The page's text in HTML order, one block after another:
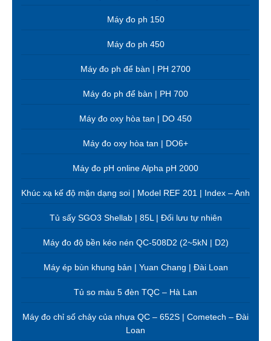
Máy đo ph 150
Máy đo ph 450
Máy đo ph để bàn | PH 2700
Máy đo ph để bàn | PH 700
Máy đo oxy hòa tan | DO 450
Máy đo oxy hòa tan | DO6+
Máy đo pH online Alpha pH 2000
Khúc xạ kế độ mặn dạng soi | Model REF 201 | Index – Anh
Tủ sấy SGO3 Shellab | 85L | Đối lưu tự nhiên
Máy đo độ bền kéo nén QC-508D2 (2~5kN | D2)
Máy ép bùn khung bản | Yuan Chang | Đài Loan
Tủ so màu 5 đèn TQC – Hà Lan
Máy đo chỉ số chảy của nhựa QC – 652S | Cometech – Đài
Loan